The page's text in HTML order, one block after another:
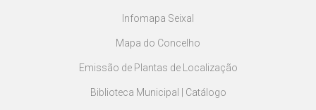
Infomapa Seixal
Mapa do Concelho
Emissão de Plantas de Localização
Biblioteca Municipal | Catálogo